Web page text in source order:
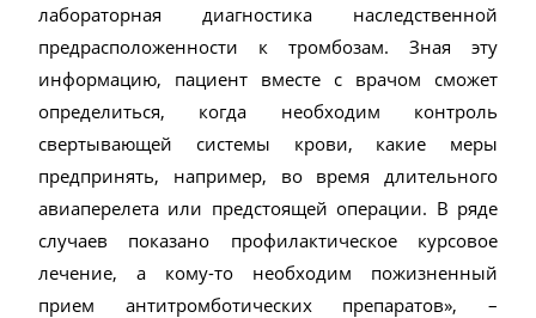
лабораторная диагностика наследственной
предрасположенности к тромбозам. Зная эту
информацию, пациент вместе с врачом сможет
определиться, когда необходим контроль
свертывающей системы крови, какие меры
предпринять, например, во время длительного
авиаперелета или предстоящей операции. В ряде
случаев показано профилактическое курсовое
лечение, а кому-то необходим пожизненный
прием антитромботических препаратов», –